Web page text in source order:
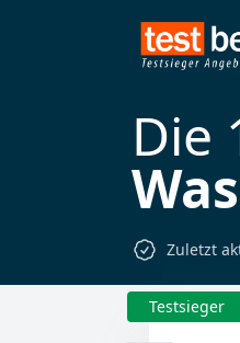
Die
Zuletzt
Testsieger